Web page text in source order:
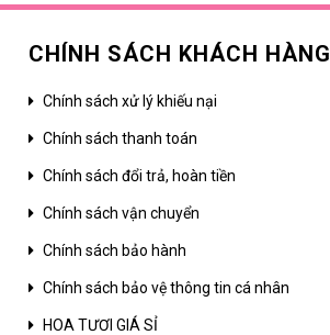
CHÍNH SÁCH KHÁCH HÀNG
Chính sách xử lý khiếu nại
Chính sách thanh toán
Chính sách đổi trả, hoàn tiền
Chính sách vận chuyển
Chính sách bảo hành
Chính sách bảo vệ thông tin cá nhân
HOA TƯƠI GIÁ SỈ